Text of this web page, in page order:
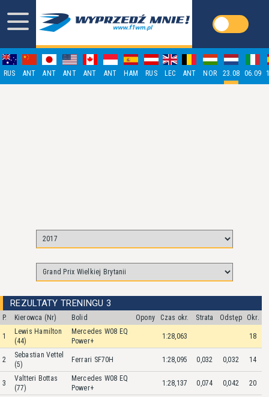
RUS ANT ANT ANT ANT ANT HAM RUS LEC ANT NOR 23.08 06.09
REZULTATY TRENINGU 3
P. Kierowca (Nr) Bolid Opony Czas okr. Strata Odstęp Okr.
1
Lewis Hamilton
(44)
Mercedes W08 EQ
Power+
1:28,063 18
2
Sebastian Vettel
(5)
Ferrari SF70H 1:28,095 0,032 0,032 14
3
Valtteri Bottas
(77)
Mercedes W08 EQ
Power+
1:28,137 0,074 0,042 20